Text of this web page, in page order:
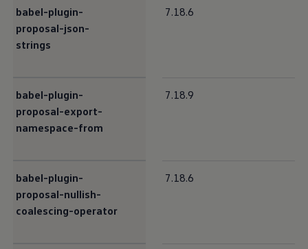
babel-plugin-
proposal-json-
strings
7.18.6
babel-plugin-
proposal-export-
namespace-from
7.18.9
babel-plugin-
proposal-nullish-
coalescing-operator
7.18.6